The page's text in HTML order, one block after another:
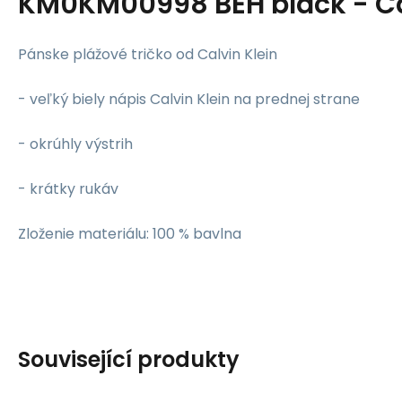
Pánske plážové tričko od Calvin Klein
- veľký biely nápis Calvin Klein na prednej strane
- okrúhly výstrih
- krátky rukáv
Zloženie materiálu: 100 % bavlna
Související produkty